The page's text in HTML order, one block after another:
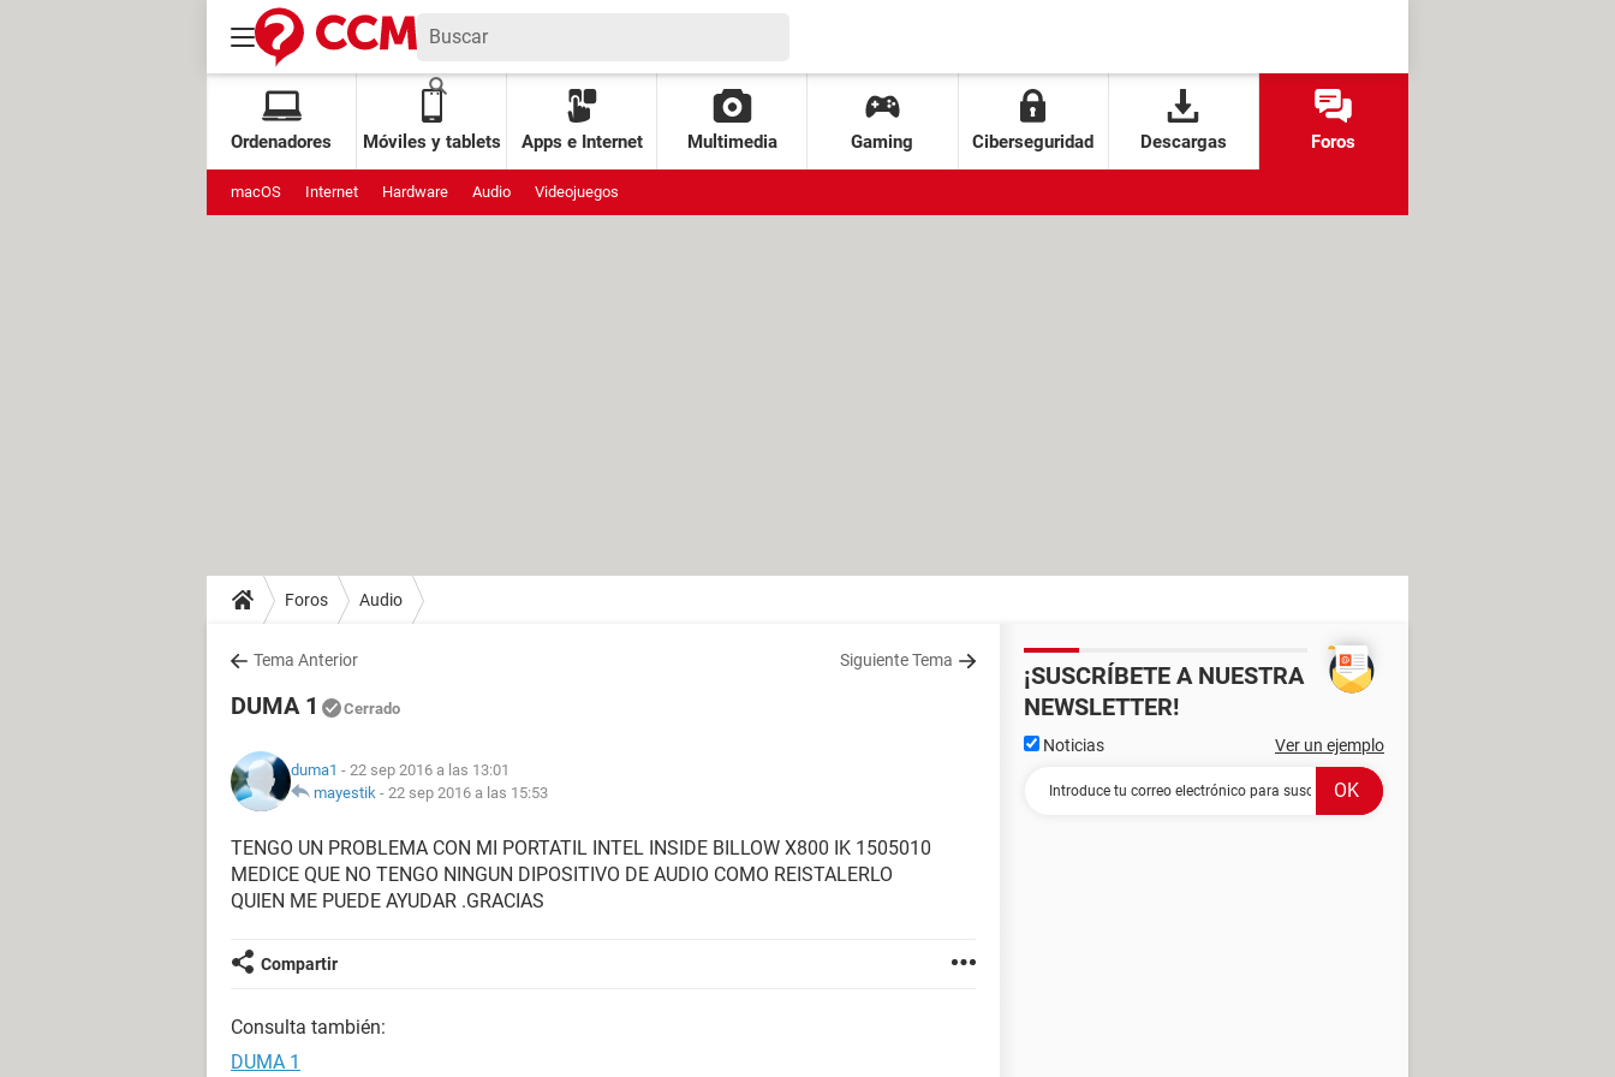
Ordenadores Móviles y tablets Apps e Internet Multimedia Gaming Ciberseguridad Descargas Foros
macOS Internet Hardware Audio Videojuegos
Foros Audio
Tema Anterior Siguiente Tema
DUMA 1 Cerrado
duma1 - 22 sep 2016 a las 13:01
mayestik - 22 sep 2016 a las 15:53
TENGO UN PROBLEMA CON MI PORTATIL INTEL INSIDE BILLOW X800 IK 1505010
MEDICE QUE NO TENGO NINGUN DIPOSITIVO DE AUDIO COMO REISTALERLO
QUIEN ME PUEDE AYUDAR .GRACIAS
Compartir
Consulta también:
DUMA 1
¡SUSCRÍBETE A NUESTRA
NEWSLETTER!
Noticias Ver un ejemplo